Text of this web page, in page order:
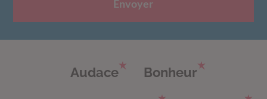
Envoyer
Audace Bonheur